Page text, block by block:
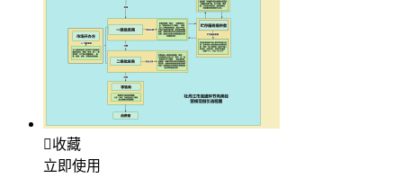
收藏
立即使用